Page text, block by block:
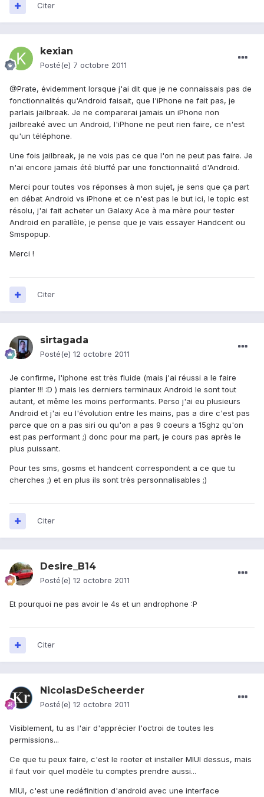
Citer
kexian
Posté(e) 7 octobre 2011
@Prate, évidemment lorsque j'ai dit que je ne connaissais pas de
fonctionnalités qu'Android faisait, que l'iPhone ne fait pas, je
parlais jailbreak. Je ne comparerai jamais un iPhone non
jailbreaké avec un Android, l'iPhone ne peut rien faire, ce n'est
qu'un téléphone.
Une fois jailbreak, je ne vois pas ce que l'on ne peut pas faire. Je
n'ai encore jamais été bluffé par une fonctionnalité d'Android.
Merci pour toutes vos réponses à mon sujet, je sens que ça part
en débat Android vs iPhone et ce n'est pas le but ici, le topic est
résolu, j'ai fait acheter un Galaxy Ace à ma mère pour tester
Android en parallèle, je pense que je vais essayer Handcent ou
Smspopup.
Merci !
Citer
sirtagada
Posté(e) 12 octobre 2011
Je confirme, l'iphone est très fluide (mais j'ai réussi a le faire
planter !!! :D ) mais les derniers terminaux Android le sont tout
autant, et même les moins performants. Perso j'ai eu plusieurs
Android et j'ai eu l'évolution entre les mains, pas a dire c'est pas
parce que on a pas siri ou qu'on a pas 9 coeurs a 15ghz qu'on
est pas performant ;) donc pour ma part, je cours pas après le
plus puissant.
Pour tes sms, gosms et handcent correspondent a ce que tu
cherches ;) et en plus ils sont très personnalisables ;)
Citer
Desire_B14
Posté(e) 12 octobre 2011
Et pourquoi ne pas avoir le 4s et un androphone :P
Citer
NicolasDeScheerder
Posté(e) 12 octobre 2011
Visiblement, tu as l'air d'apprécier l'octroi de toutes les
permissions...
Ce que tu peux faire, c'est le rooter et installer MIUI dessus, mais
il faut voir quel modèle tu comptes prendre aussi...
MIUI, c'est une redéfinition d'android avec une interface